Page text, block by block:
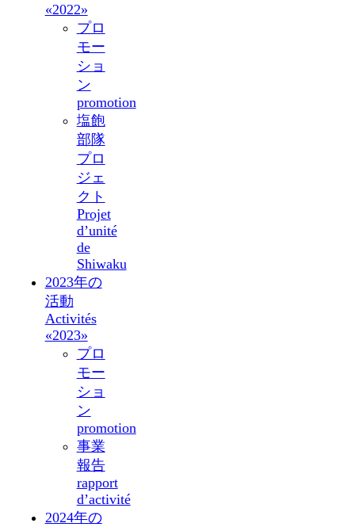
«2022»
プロ
モー
ショ
ン
promotion
塩飽
部隊
プロ
ジェ
クト
Projet
d’unité
de
Shiwaku
2023年の
活動
Activités
«2023»
プロ
モー
ショ
ン
promotion
事業
報告
rapport
d’activité
2024年の